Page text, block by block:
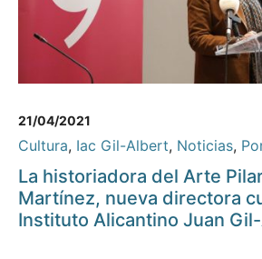
21/04/2021
Cultura, Iac Gil-Albert, Noticias,
La historiadora del Arte
Martínez, nueva directora
Instituto Alicantino Juan